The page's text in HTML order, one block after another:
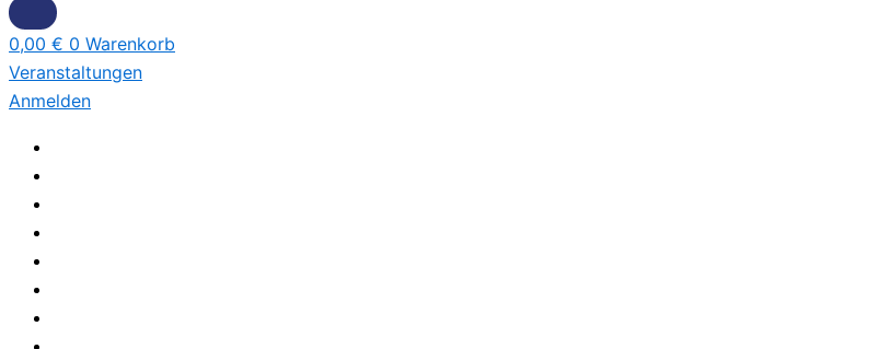
0,00 € 0 Warenkorb
Veranstaltungen
Anmelden